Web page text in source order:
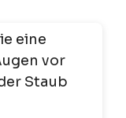
eine
vor
Staub